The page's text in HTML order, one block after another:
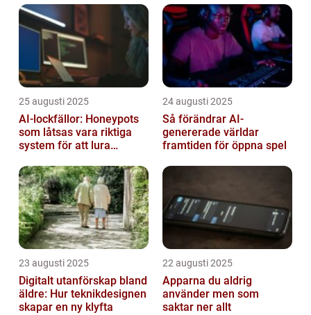
25 augusti 2025
AI-lockfällor: Honeypots
som låtsas vara riktiga
system för att lura
24 augusti 2025
Så förändrar AI-
genererade världar
framtiden för öppna spel
23 augusti 2025
Digitalt utanförskap bland
äldre: Hur teknikdesignen
skapar en ny klyfta
22 augusti 2025
Apparna du aldrig
använder men som
saktar ner allt